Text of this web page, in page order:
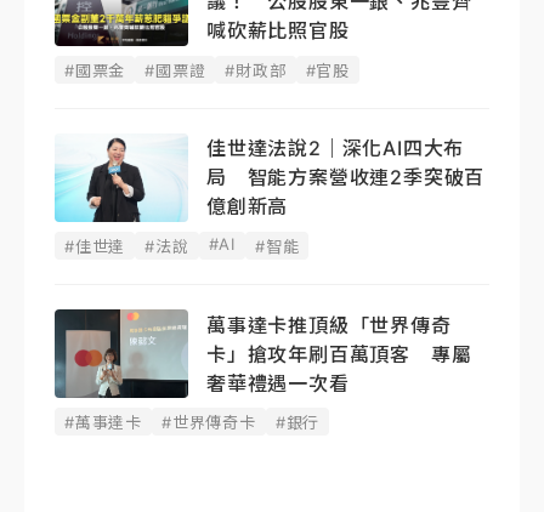
喊砍薪比照官股
#國票金 #國票證 #財政部 #官股
佳世達法說2｜深化AI四大布
局 智能方案營收連2季突破百
億創新高
#佳世達 #法說 #AI #智能
萬事達卡推頂級「世界傳奇
卡」搶攻年刷百萬頂客 專屬
奢華禮遇一次看
#萬事達卡 #世界傳奇卡 #銀行